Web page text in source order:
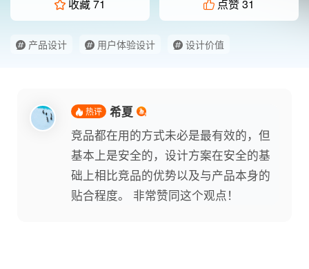
收藏71 点赞31
产品设计 用户体验设计 设计价值
热评 希夏
竞品都在用的方式未必是最有效的，但
基本上是安全的，设计方案在安全的基
础上相比竞品的优势以及与产品本身的
贴合程度。 非常赞同这个观点！